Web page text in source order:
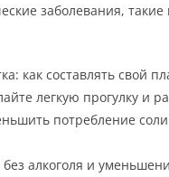
заболевания,
как составлять свой
легкую прогулку и
потребление
алкоголя и